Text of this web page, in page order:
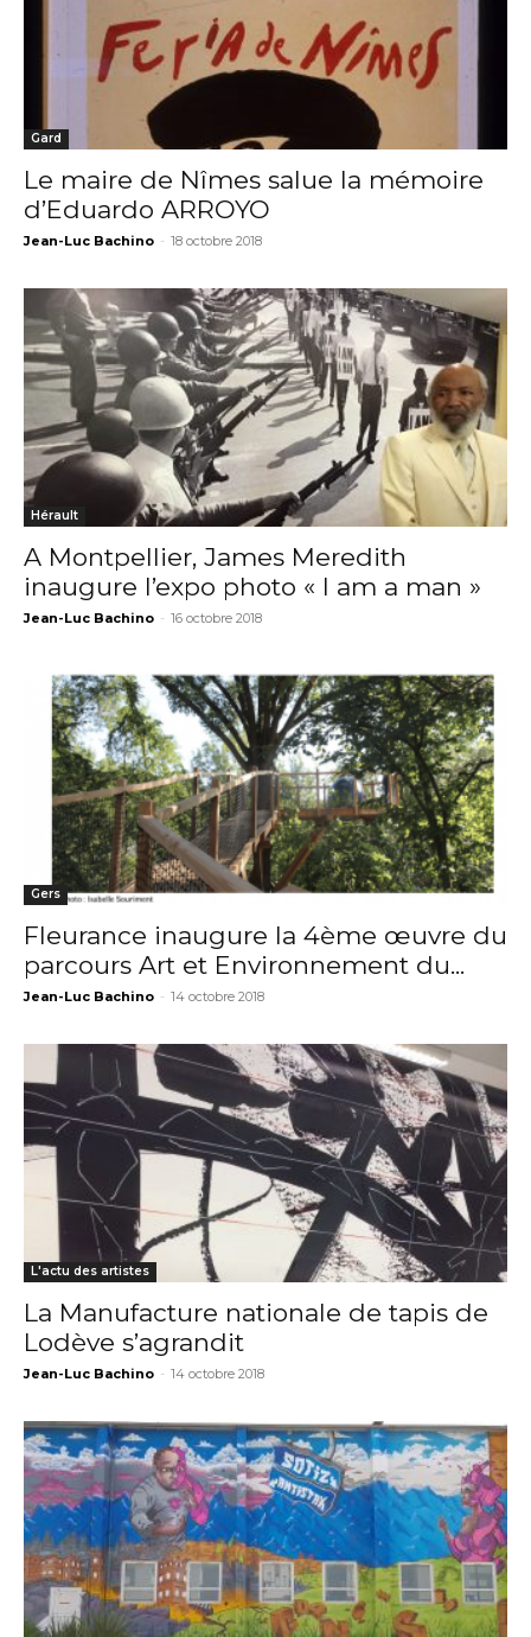
Nom
Prénom
Statut / Organisation
J'accepte lestermes et conditions
Adresse email*
Nom
Prénom
Statut / Organisation
J'accepte lestermes et conditions
* Champ obligatoire
Gard
Le maire de Nîmes salue la mémoire
d’Eduardo ARROYO
Jean-Luc Bachino - 18 octobre 2018
Hérault
A Montpellier, James Meredith
inaugure l’expo photo « I am a man »
Jean-Luc Bachino - 16 octobre 2018
Gers
Fleurance inaugure la 4ème œuvre du
parcours Art et Environnement du...
Jean-Luc Bachino - 14 octobre 2018
L'actu des artistes
La Manufacture nationale de tapis de
Lodève s’agrandit
Jean-Luc Bachino - 14 octobre 2018